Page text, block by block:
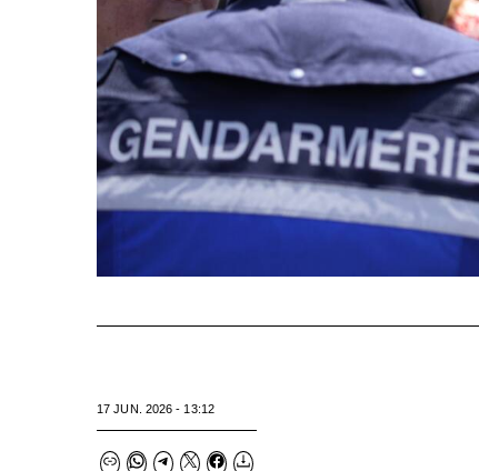
17 JUN. 2026 - 13:12